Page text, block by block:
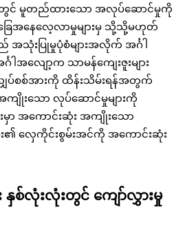
းတွင် မူတည်ထားသော အလုပ်ဆောင်မှုကို
ခြေအနေလေ့လာမှုများမှ သို့သို့မဟုတ်
အသုံးပြုမှုပုံစံများအလိုက် အင်္ဂါ
လျော့က သာမန်ကျေးဇူးများ
လျှပ်စစ်အားကို ထိန်းသိမ်းရန်အတွက်
ျိုးသော လုပ်ဆောင်မှုများကို
င်းမှာ အကောင်းဆုံး အကျိုးသော
း၏ လှေကိုင်းစွမ်းအင်ကို အကောင်းဆုံး
နှစ်လုံးလုံးတွင် ကျော်လွှားမှု